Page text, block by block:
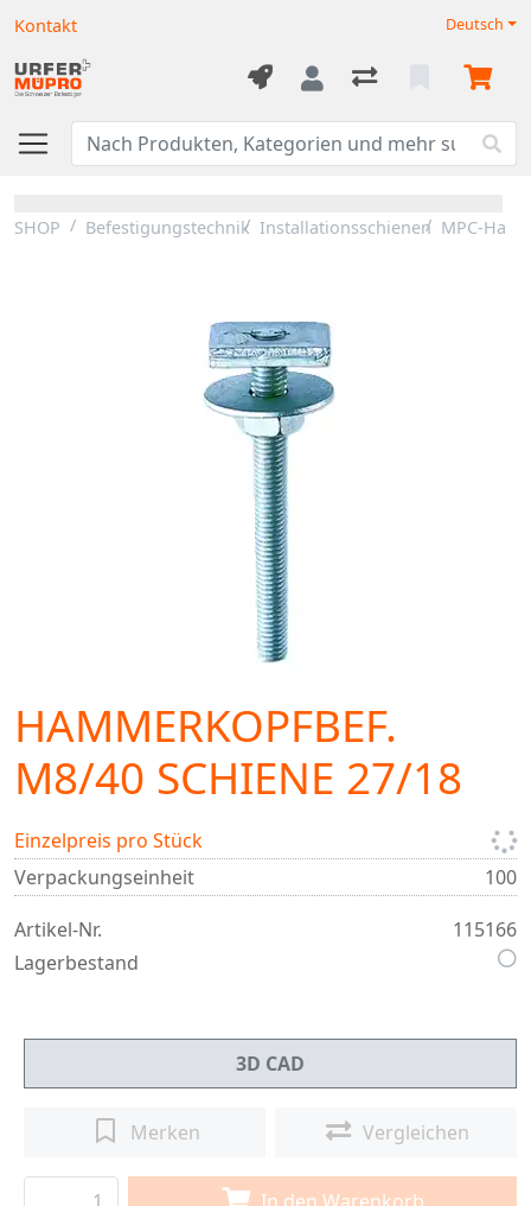
Kontakt Deutsch
SHOP Befestigungstechnik Installationsschienen MPC-
HAMMERKOPFBEF.
M8/40 SCHIENE 27/18
Einzelpreis pro Stück
Verpackungseinheit
100
Artikel-Nr.
115166
Lagerbestand
3D CAD
Merken Vergleichen